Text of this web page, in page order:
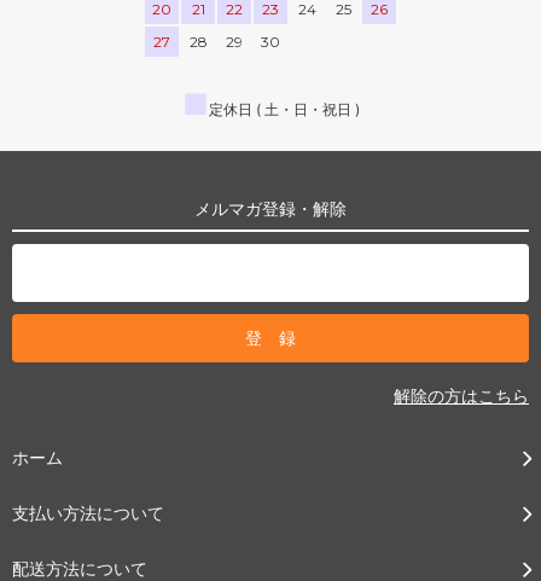
20
21 22 23 24 25
26
27
28 29 30
■ 定休日 ( 土・日・祝日 )
メルマガ登録・解除
解除の方はこちら
ホーム
支払い方法について
配送方法について